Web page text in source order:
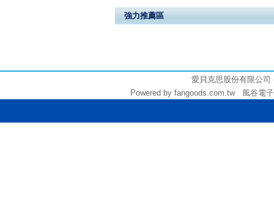
強力推薦區
愛貝克思股份有限公
Powered by fangoods.com.tw 風谷電子商